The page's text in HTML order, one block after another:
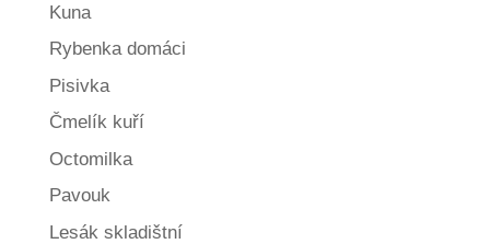
Kuna
Rybenka domáci
Pisivka
Čmelík kuří
Octomilka
Pavouk
Lesák skladištní